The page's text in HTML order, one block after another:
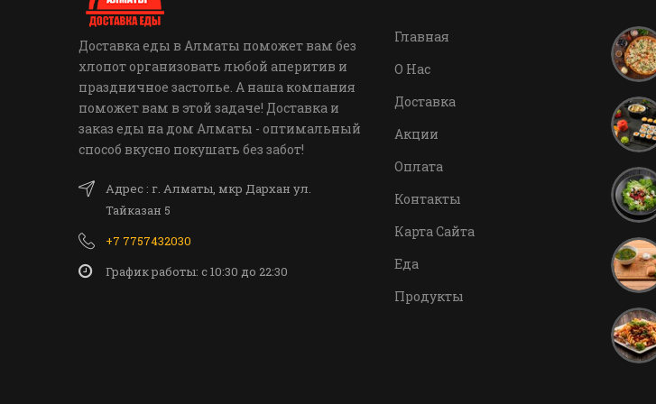
Доставка еды в Алматы поможет вам без
хлопот организовать любой аперитив и
праздничное застолье. А наша компания
поможет вам в этой задаче! Доставка и
заказ еды на дом Алматы - оптимальный
способ вкусно покушать без забот!
Адрес : г. Алматы, мкр Дархан ул.
Тайказан 5
+7 7757432030
График работы: c 10:30 до 22:30
Главная
О Нас
Доставка
Акции
Оплата
Контакты
Карта Сайта
Еда
Продукты